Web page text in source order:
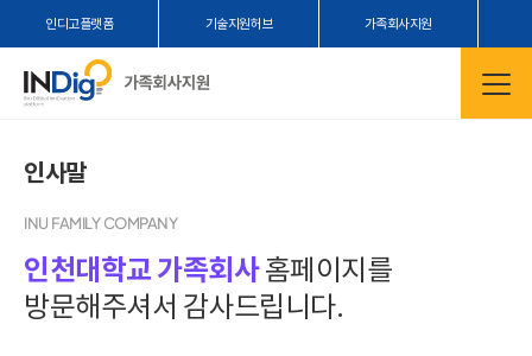
인디고플랫폼 기술지원허브 가족회사지원
인사말
INU FAMILY COMPANY
인천대학교 가족회사홈페이지를
방문해주셔서 감사드립니다.